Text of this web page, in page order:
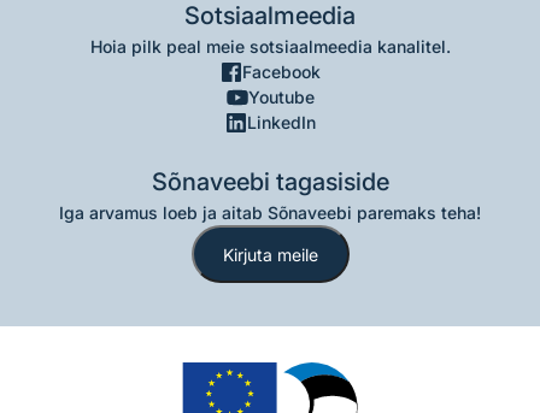
Sotsiaalmeedia
Hoia pilk peal meie sotsiaalmeedia kanalitel.
Facebook
Youtube
LinkedIn
Sõnaveebi tagasiside
Iga arvamus loeb ja aitab Sõnaveebi paremaks teha!
Kirjuta meile